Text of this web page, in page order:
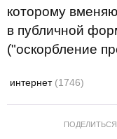
которому
в публичной
("оскорбление
интернет (1746)